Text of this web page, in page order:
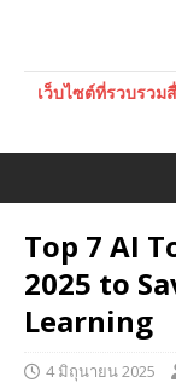
เว็บไซต์ที่รวบรว
Top 7 AI
2025 to
Learning
4 มิถุนายน 2025